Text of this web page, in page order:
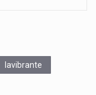
lavibrante